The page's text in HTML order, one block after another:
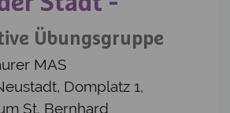
Übungsgruppe
MAS
Domplatz 1,
St. Bernhard